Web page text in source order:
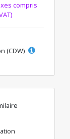
compris
(CDW)